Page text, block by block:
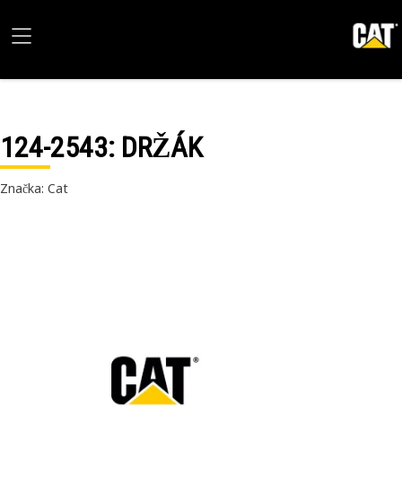
124-2543: DRŽÁK
Značka: Cat